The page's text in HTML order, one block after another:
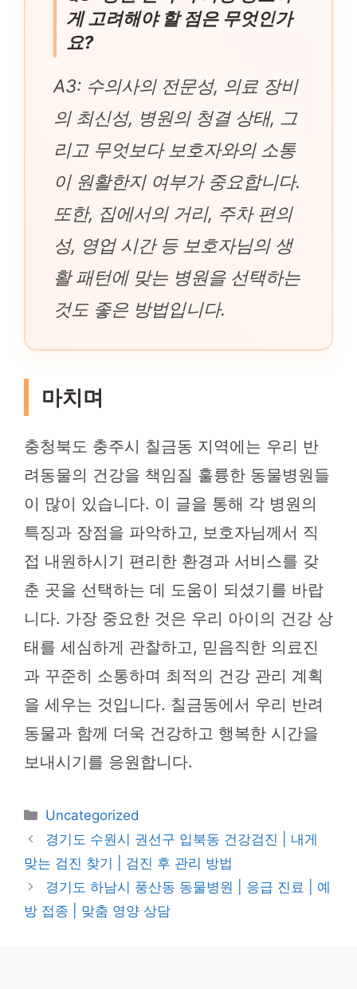
게 고려해야 할 점은 무엇인가
요?
A3: 수의사의 전문성, 의료 장비
의 최신성, 병원의 청결 상태, 그
리고 무엇보다 보호자와의 소통
이 원활한지 여부가 중요합니다.
또한, 집에서의 거리, 주차 편의
성, 영업 시간 등 보호자님의 생
활 패턴에 맞는 병원을 선택하는
것도 좋은 방법입니다.
마치며
충청북도 충주시 칠금동 지역에는 우리 반
려동물의 건강을 책임질 훌륭한 동물병원들
이 많이 있습니다. 이 글을 통해 각 병원의
특징과 장점을 파악하고, 보호자님께서 직
접 내원하시기 편리한 환경과 서비스를 갖
춘 곳을 선택하는 데 도움이 되셨기를 바랍
니다. 가장 중요한 것은 우리 아이의 건강 상
태를 세심하게 관찰하고, 믿음직한 의료진
과 꾸준히 소통하며 최적의 건강 관리 계획
을 세우는 것입니다. 칠금동에서 우리 반려
동물과 함께 더욱 건강하고 행복한 시간을
보내시기를 응원합니다.
카
테
리
Uncategorized
경기도 수원시 권선구 입북동 건강검진 | 내게
맞는 검진 찾기 | 검진 후 관리 방법
경기도 하남시 풍산동 동물병원 | 응급 진료 | 예
방 접종 | 맞춤 영양 상담